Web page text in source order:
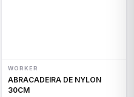
WORKER
ABRACADEIRA DE NYLON
30CM